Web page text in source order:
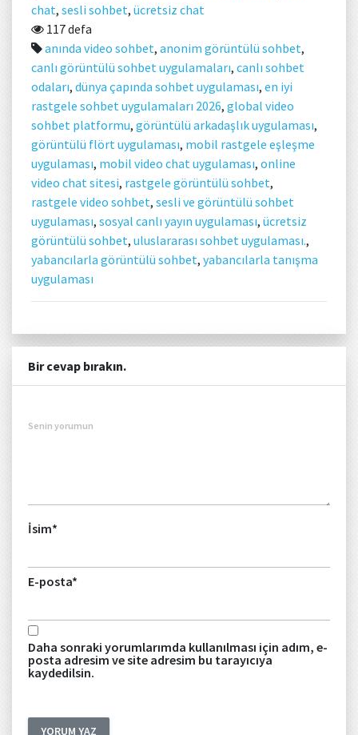
chat, sesli sohbet, ücretsiz chat
117 defa
anında video sohbet, anonim görüntülü sohbet,
canlı görüntülü sohbet uygulamaları, canlı sohbet
odaları, dünya çapında sohbet uygulaması, en iyi
rastgele sohbet uygulamaları 2026, global video
sohbet platformu, görüntülü arkadaşlık uygulaması,
görüntülü flört uygulaması, mobil rastgele eşleşme
uygulaması, mobil video chat uygulaması, online
video chat sitesi, rastgele görüntülü sohbet,
rastgele video sohbet, sesli ve görüntülü sohbet
uygulaması, sosyal canlı yayın uygulaması, ücretsiz
görüntülü sohbet, uluslararası sohbet uygulaması.,
yabancılarla görüntülü sohbet, yabancılarla tanışma
uygulaması
Bir cevap bırakın.
Senin yorumun
İsim*
E-posta*
Daha sonraki yorumlarımda kullanılması için adım, e-
posta adresim ve site adresim bu tarayıcıya
kaydedilsin.